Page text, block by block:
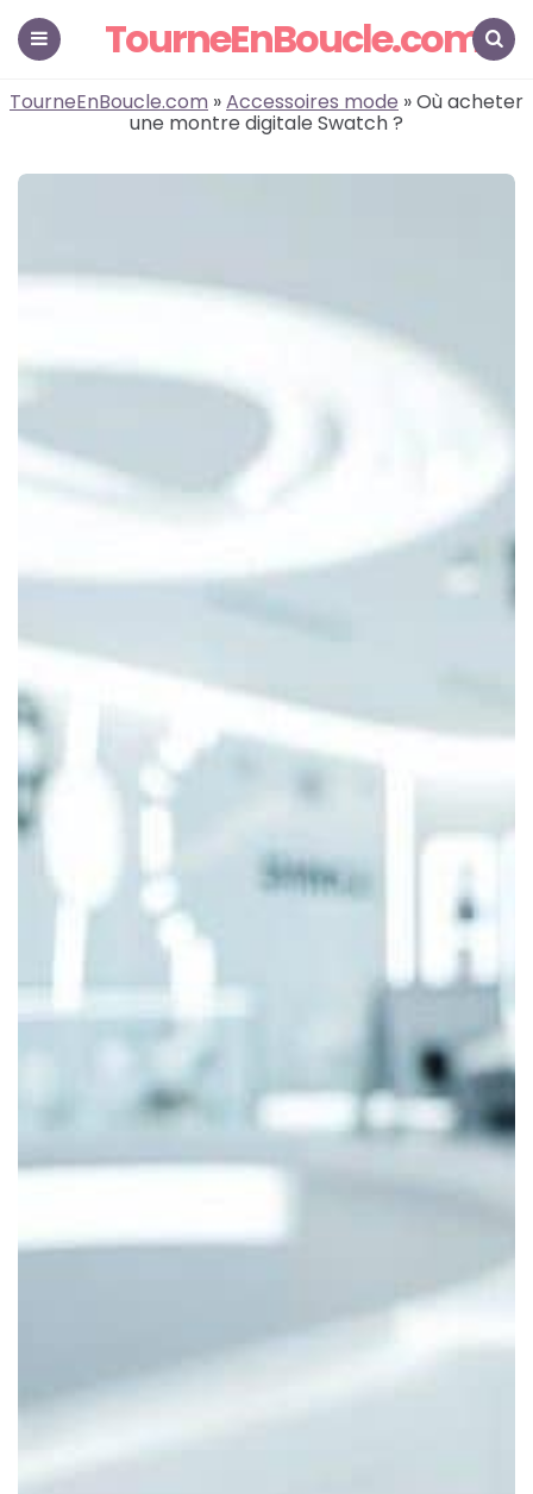
TourneEnBoucle.com
TourneEnBoucle.com »Accessoires mode » Où acheter
une montre digitale Swatch ?